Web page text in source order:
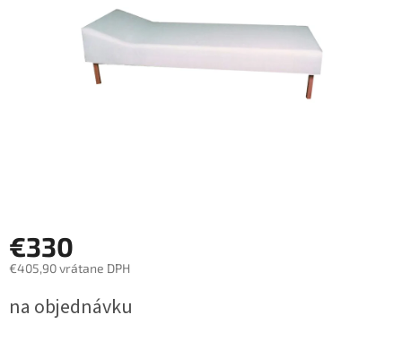
€330
€405,90 vrátane DPH
cena:
na objednávku